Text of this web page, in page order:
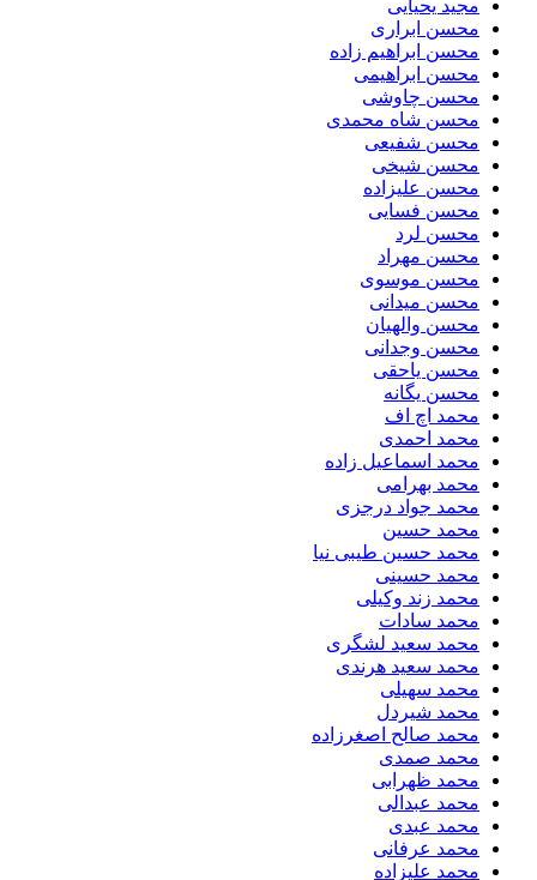
مجید یحیایی
محسن ابراری
محسن ابراهیم زاده
محسن ابراهیمی
محسن چاوشی
محسن شاه محمدی
محسن شفیعی
محسن شیخی
محسن علیزاده
محسن فسایی
محسن لرد
محسن مهراد
محسن موسوی
محسن میدانی
محسن والهیان
محسن وجدانی
محسن یاحقی
محسن یگانه
محمد اچ اف
محمد احمدی
محمد اسماعیل زاده
محمد بهرامی
محمد جواد درجزی
محمد حسین
محمد حسین طیبی نیا
محمد حسینی
محمد زند وکیلی
محمد سادات
محمد سعید لشگری
محمد سعید هرندی
محمد سهیلی
​محمد شیردل
محمد صالح اصغرزاده
محمد صمدی
محمد ظهرابی
محمد عبدالی
محمد عبدی
محمد عرفانی
محمد علیزاده